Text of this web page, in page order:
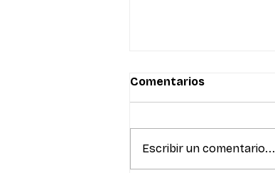
Comentarios
Escribir un comentario...